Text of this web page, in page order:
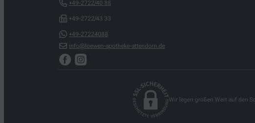
+49-2722/40 88
+49-2722/43 33
+49-27224088
info@loewen-apotheke-attendorn.de
Wir legen großen Wert auf den